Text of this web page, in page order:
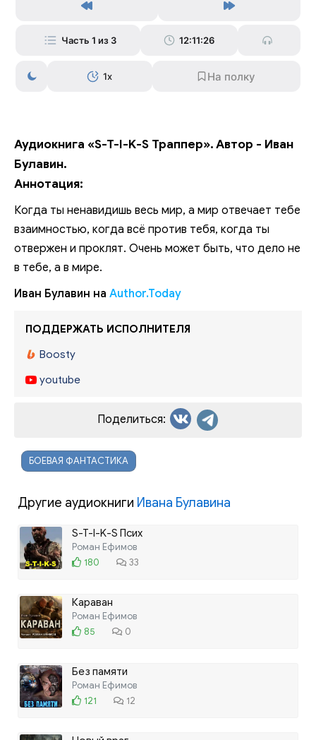
Часть 1 из 3 12:11:26
1x
Аудиокнига «S-T-I-K-S Траппер». Автор - Иван
Булавин.
Аннотация:
Когда ты ненавидишь весь мир, а мир отвечает тебе
взаимностью, когда всё против тебя, когда ты
отвержен и проклят. Очень может быть, что дело не
в тебе, а в мире.
Иван Булавин на Author.Today
ПОДДЕРЖАТЬ ИСПОЛНИТЕЛЯ
Boosty
youtube
Поделиться:
БОЕВАЯ ФАНТАСТИКА
Другие аудиокниги Ивана Булавина
S-T-I-K-S Псих
Роман Ефимов
180
33
Караван
Роман Ефимов
85
0
Без памяти
Роман Ефимов
121
12